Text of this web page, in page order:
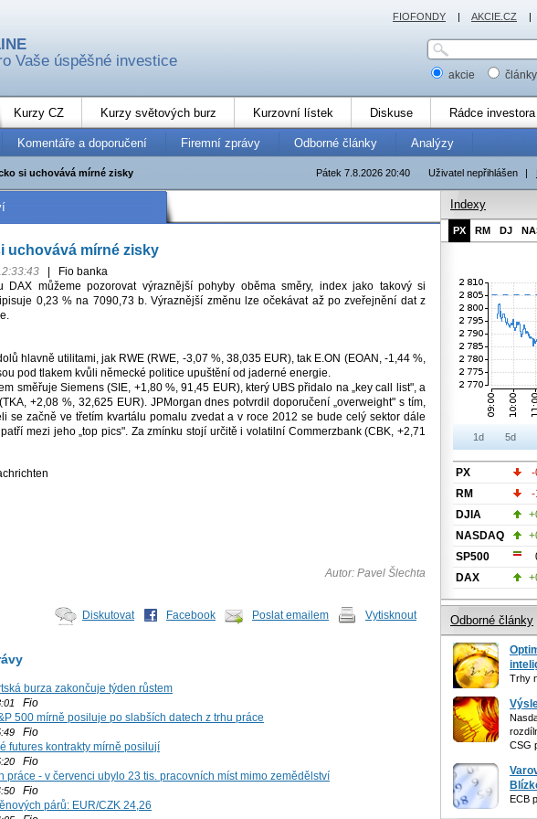
Vaše úspěšné investice
akcie články
Kurzy CZ Kurzy světových burz Kurzovní lístek Diskuse Rádce investora
Komentáře a doporučení Firemní zprávy Odborné články Analýzy
Uživatel nepřihlášen |
Pátek 7.8.2026 20:40
si uchovává mírné zisky
uchovává mírné zisky
Fio banka
DAX můžeme pozorovat výraznější pohyby oběma směry, index jako takový si
0,23 % na 7090,73 b. Výraznější změnu lze očekávat až po zveřejnění dat z
hlavně utilitami, jak RWE (RWE, -3,07 %, 38,035 EUR), tak E.ON (EOAN, -1,44 %,
pod tlakem kvůli německé politice upuštění od jaderné energie.
směřuje Siemens (SIE, +1,80 %, 91,45 EUR), který UBS přidalo na „key call list", a
+2,08 %, 32,625 EUR). JPMorgan dnes potvrdil doporučení „overweight" s tím,
se začně ve třetím kvartálu pomalu zvedat a v roce 2012 se bude celý sektor dále
mezi jeho „top pics". Za zmínku stojí určitě i volatilní Commerzbank (CBK, +2,71
Autor: Pavel Šlechta
Diskutovat Facebook Poslat emailem Vytisknout
burza zakončuje týden růstem
Fio
500 mírně posiluje po slabších datech z trhu práce
Fio
futures kontrakty mírně posilují
Fio
práce - v červenci ubylo 23 tis. pracovních míst mimo zemědělství
Fio
párů: EUR/CZK 24,26
Indexy
PX RM DJ
1d 5d
PX -
RM
-
DJIA
NASDAQ
SP500
DAX
Odborné články
Trhy
CSG
ECB
FIOFONDY | AKCIE.CZ |